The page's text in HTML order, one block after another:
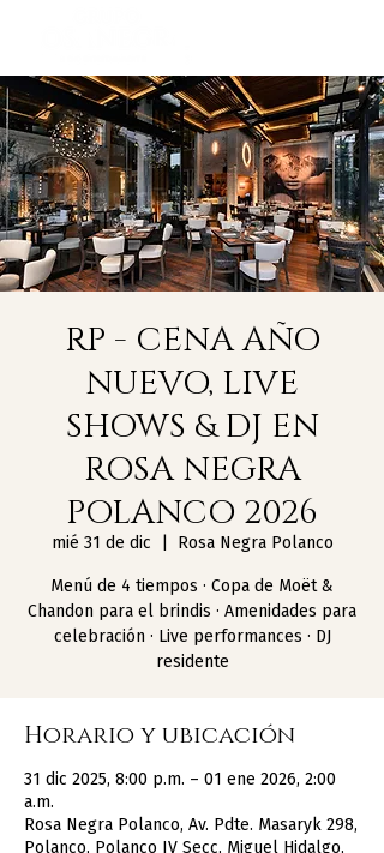
RP - CENA AÑO
NUEVO, LIVE
SHOWS & DJ EN
ROSA NEGRA
POLANCO 2026
mié 31 de dic Rosa Negra Polanco
Menú de 4 tiempos · Copa de Moët &
Chandon para el brindis · Amenidades para
celebración · Live performances · DJ
residente
Horario y ubicación
31 dic 2025, 8:00 p.m. – 01 ene 2026, 2:00
a.m.
Rosa Negra Polanco, Av. Pdte. Masaryk 298,
Polanco, Polanco IV Secc, Miguel Hidalgo,